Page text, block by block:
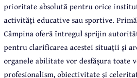
prioritate absolută pentru orice
activități educative sau sportive.
Câmpina oferă întregul sprijin
pentru clarificarea acestei situații și
organele abilitate vor desfășura toate
profesionalism, obiectivitate și